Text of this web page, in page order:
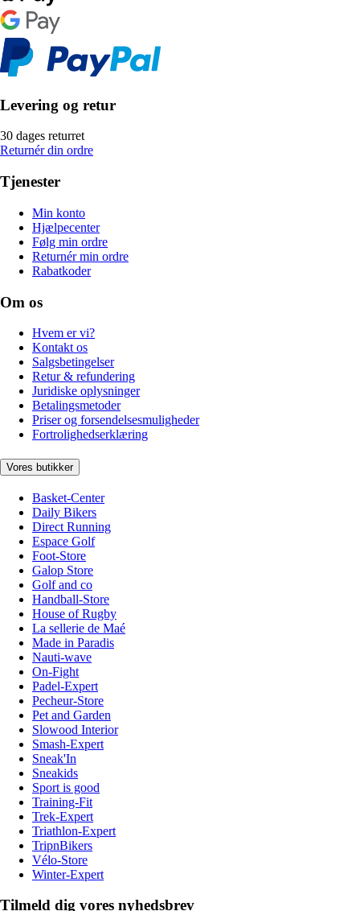
Levering og retur
30 dages returret
Returnér din ordre
Tjenester
Min konto
Hjælpecenter
Følg min ordre
Returnér min ordre
Rabatkoder
Om os
Hvem er vi?
Kontakt os
Salgsbetingelser
Retur & refundering
Juridiske oplysninger
Betalingsmetoder
Priser og forsendelsesmuligheder
Fortrolighedserklæring
Vores butikker
Basket-Center
Daily Bikers
Direct Running
Espace Golf
Foot-Store
Galop Store
Golf and co
Handball-Store
House of Rugby
La sellerie de Maé
Made in Paradis
Nauti-wave
On-Fight
Padel-Expert
Pecheur-Store
Pet and Garden
Slowood Interior
Smash-Expert
Sneak'In
Sneakids
Sport is good
Training-Fit
Trek-Expert
Triathlon-Expert
TripnBikers
Vélo-Store
Winter-Expert
Tilmeld dig vores nyhedsbrev